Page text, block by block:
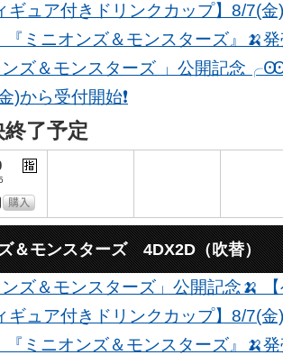
ギュア付きドリンクカップ】8/7(金
『ミニオンズ＆モンスターズ』🍌
ンズ＆モンスターズ 」公開記念
)から受付開始❗️
了予定
＆モンスターズ 4DX2D（吹替）
ズ＆モンスターズ」公開記念🍌
ギュア付きドリンクカップ】8/7(金
『ミニオンズ＆モンスターズ』🍌